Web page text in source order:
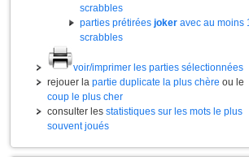
scrabbles
parties prétirées joker avec au moins
scrabbles
voir/imprimer les parties sélectionnées
rejouer la partie duplicate la plus chère ou le
coup le plus cher
consulter les statistiques sur les mots le plus
souvent joués